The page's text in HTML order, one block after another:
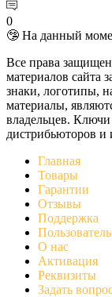
0
🤥 На данный
Все права
материалов сайта
знаки, логотипы,
материалы,
владельцев.
дистрибьюторов и
Главная
Товары
Гарантии
Отзывы
Поддержка
О нас
Активация
Реквизиты
Задать